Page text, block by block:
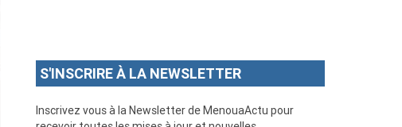
S'INSCRIRE À LA NEWSLETTER
Inscrivez vous à la Newsletter de MenouaActu pour